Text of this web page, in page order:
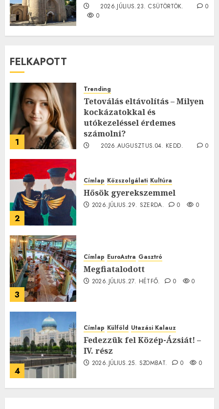
2026.JÚLIUS.23. CSÜTÖRTÖK.
0
0
FELKAPOTT
1
Trending
Tetoválás eltávolítás – Milyen
kockázatokkal és
utókezeléssel érdemes
számolni?
2026.AUGUSZTUS.04. KEDD.
0
2
Címlap Közszolgálati Kultúra
Hősök gyerekszemmel
2026.JÚLIUS.29. SZERDA. 0 0
3
Címlap EuroAstra Gasztró
Megfiatalodott
2026.JÚLIUS.27. HÉTFŐ. 0 0
4
Címlap Külföld Utazási Kalauz
Fedezzük fel Közép-Ázsiát! –
IV. rész
2026.JÚLIUS.25. SZOMBAT. 0 0